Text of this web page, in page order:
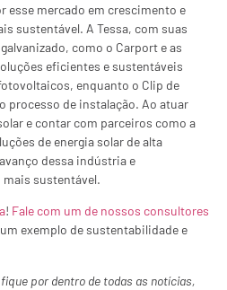
esse mercado em crescimento e
sustentável. A Tessa, com suas
como o Carport e as
eficientes e sustentáveis
enquanto o Clip de
processo de instalação. Ao atuar
e contar com parceiros como a
de energia solar de alta
dessa indústria e
sustentável.
! Fale com um de nossos consultores
exemplo de sustentabilidade e
fique por dentro de todas as notícias,